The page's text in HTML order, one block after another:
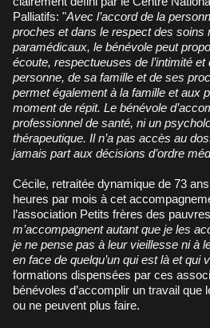
Palliatifs: "Avec l’accord de la
proches et dans le respect des soins
paramédicaux, le bénévole peut
écoute, respectueuses de l’intimité
personne, de sa famille et de ses
permet également à la famille et aux
moment de répit. Le bénévole
professionnel de santé, ni un
thérapeutique. Il n’a pas accès au
jamais part aux décisions d’ordre
Cécile, retraitée dynamique de 73
heures par mois à cet
l’association Petits frères des
m’accompagnent autant que je les
je ne pense pas à leur vieillesse ni à
en face de quelqu’un qui est là et qui
formations dispensées par ces
bénévoles d’accomplir un travail que
ou ne peuvent plus faire.